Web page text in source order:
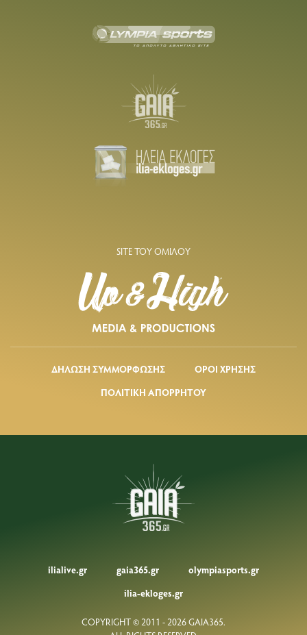
SITE ΤΟΥ ΟΜΙΛΟΥ
ΔΗΛΩΣΗ ΣΥΜΜΟΡΦΩΣΗΣ
ΟΡΟΙ ΧΡΗΣΗΣ
ΠΟΛΙΤΙΚΗ ΑΠΟΡΡΗΤΟΥ
ilialive.gr gaia365.gr
olympiasports.gr
ilia-ekloges.gr
COPYRIGHT © 2011 - 2026 GAIA365.